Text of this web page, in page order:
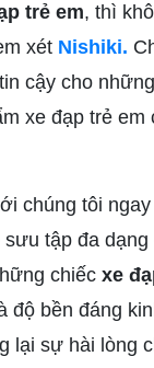
trẻ em, thì
xét Nishiki.
cậy cho
xe đạp trẻ
chúng tôi
sưu tập đa
chiếc xe
độ bền đáng
lại sự hài lòng